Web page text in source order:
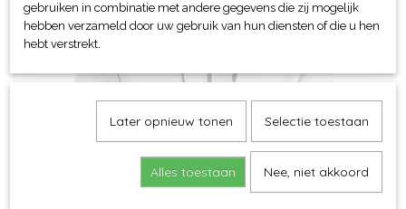
gebruiken in combinatie met andere gegevens die zij mogelijk
hebben verzameld door uw gebruik van hun diensten of die u hen
hebt verstrekt.
Later opnieuw tonen Selectie toestaan
Alles toestaan Nee, niet akkoord